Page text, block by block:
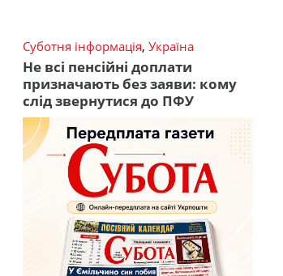
Суботня інформація, Україна
Не всі пенсійні доплати
призначають без заяви: кому
слід звернутися до ПФУ